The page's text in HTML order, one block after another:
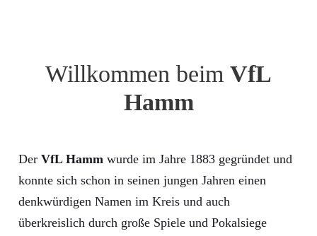
Willkommen beim VfL
Hamm
Der VfL Hamm wurde im Jahre 1883 gegründet und
konnte sich schon in seinen jungen Jahren einen
denkwürdigen Namen im Kreis und auch
überkreislich durch große Spiele und Pokalsiege